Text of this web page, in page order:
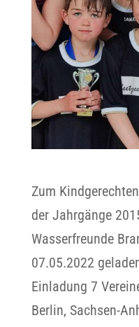
Zum
der Jahrgänge
Wasserfreunde
07.05.2022
Einladung 7
Berlin, Sachsen-